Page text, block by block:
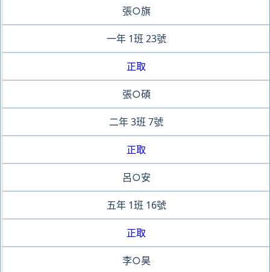
張○旗
一年 1班 23號
正取
張○碩
二年3班 7號
正取
呂○安
五年 1班 16號
正取
李○昊